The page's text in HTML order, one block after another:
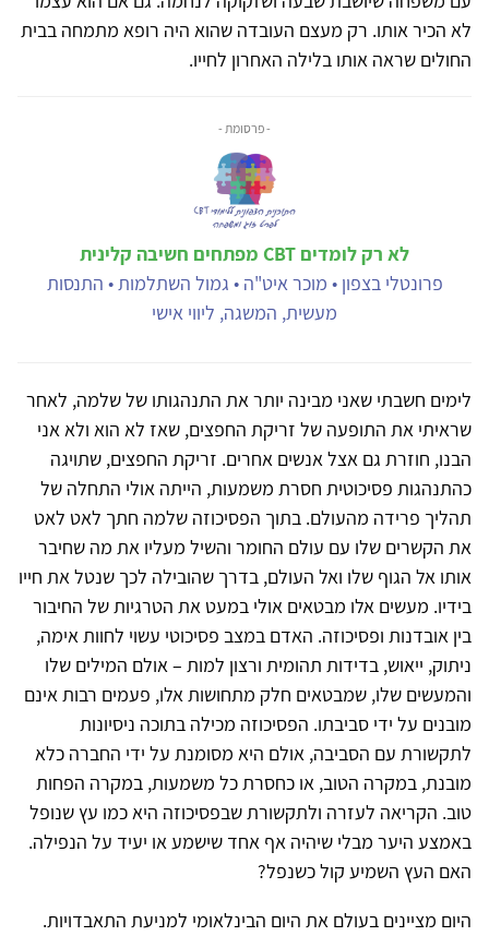
לא הכיר אותו. רק מעצם העובדה שהוא היה רופא מתמחה בבית
החולים שראה אותו בלילה האחרון לחייו.
- פרסומת -
לא רק לומדים CBT מפתחים חשיבה קלינית
פרונטלי בצפון • מוכר איט"ה • גמול השתלמות • התנסות
מעשית, המשגה, ליווי אישי
לימים חשבתי שאני מבינה יותר את התנהגותו של שלמה, לאחר
שראיתי את התופעה של זריקת החפצים, שאז לא הוא ולא אני
הבנו, חוזרת גם אצל אנשים אחרים. זריקת החפצים, שתויגה
כהתנהגות פסיכוטית חסרת משמעות, הייתה אולי התחלה של
תהליך פרידה מהעולם. בתוך הפסיכוזה שלמה חתך לאט לאט
את הקשרים שלו עם עולם החומר והשיל מעליו את מה שחיבר
אותו אל הגוף שלו ואל העולם, בדרך שהובילה לכך שנטל את חייו
בידיו. מעשים אלו מבטאים אולי במעט את הטרגיות של החיבור
בין אובדנות ופסיכוזה. האדם במצב פסיכוטי עשוי לחוות אימה,
ניתוק, ייאוש, בדידות תהומית ורצון למות – אולם המילים שלו
והמעשים שלו, שמבטאים חלק מתחושות אלו, פעמים רבות אינם
מובנים על ידי סביבתו. הפסיכוזה מכילה בתוכה ניסיונות
לתקשורת עם הסביבה, אולם היא מסומנת על ידי החברה כלא
מובנת, במקרה הטוב, או כחסרת כל משמעות, במקרה הפחות
טוב. הקריאה לעזרה ולתקשורת שבפסיכוזה היא כמו עץ שנופל
באמצע היער מבלי שיהיה אף אחד שישמע או יעיד על הנפילה.
האם העץ השמיע קול כשנפל?
היום מציינים בעולם את היום הבינלאומי למניעת התאבדויות.